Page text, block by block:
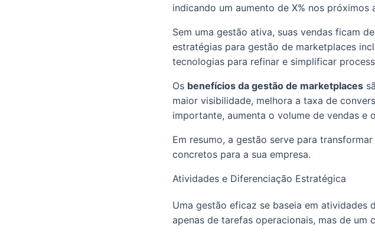
indicando um aumento de X% nos
Sem uma gestão ativa, suas vendas ficam
estratégias para gestão de marketplaces
tecnologias para refinar e simplificar
Os benefícios da gestão de marketplaces
maior visibilidade, melhora a taxa de
importante, aumenta o volume de vendas e
Em resumo, a gestão serve para
concretos para a sua empresa.
Atividades e Diferenciação Estratégica
Uma gestão eficaz se baseia em atividades
apenas de tarefas operacionais, mas de um